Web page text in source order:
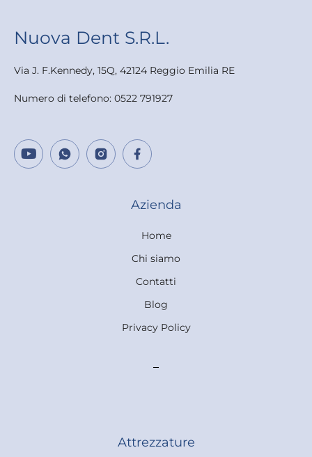
Nuova Dent S.R.L.
Via J. F.Kennedy, 15Q, 42124 Reggio Emilia RE
Numero di telefono: 0522 791927
Azienda
Home
Chi siamo
Contatti
Blog
Privacy Policy
Attrezzature